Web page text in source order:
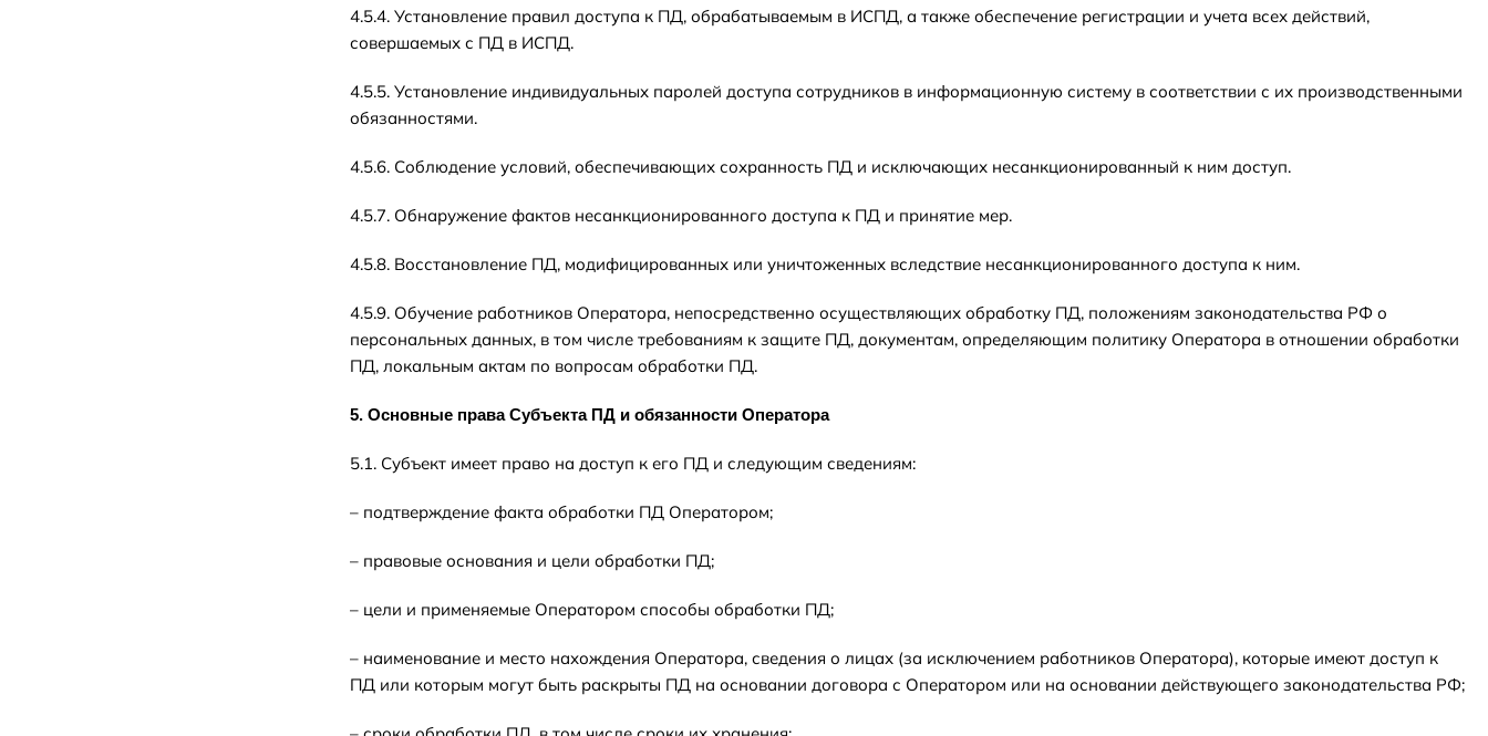
4.5.4. Установление правил доступа к ПД, обрабатываемым в ИСПД, а также обеспечение регистрации и учета всех действий,
совершаемых с ПД в ИСПД.
4.5.5. Установление индивидуальных паролей доступа сотрудников в информационную систему в соответствии с их производственными
обязанностями.
4.5.6. Соблюдение условий, обеспечивающих сохранность ПД и исключающих несанкционированный к ним доступ.
4.5.7. Обнаружение фактов несанкционированного доступа к ПД и принятие мер.
4.5.8. Восстановление ПД, модифицированных или уничтоженных вследствие несанкционированного доступа к ним.
4.5.9. Обучение работников Оператора, непосредственно осуществляющих обработку ПД, положениям законодательства РФ о
персональных данных, в том числе требованиям к защите ПД, документам, определяющим политику Оператора в отношении обработки
ПД, локальным актам по вопросам обработки ПД.
5. Основные права Субъекта ПД и обязанности Оператора
5.1. Субъект имеет право на доступ к его ПД и следующим сведениям:
– подтверждение факта обработки ПД Оператором;
– правовые основания и цели обработки ПД;
– цели и применяемые Оператором способы обработки ПД;
– наименование и место нахождения Оператора, сведения о лицах (за исключением работников Оператора), которые имеют доступ к
ПД или которым могут быть раскрыты ПД на основании договора с Оператором или на основании действующего законодательства РФ;